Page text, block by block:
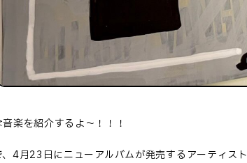
楽を紹介するよ～！！！
、4月23日にニューアルバムが発売するアーティスト